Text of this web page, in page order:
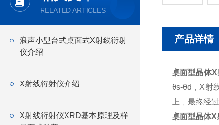
RELATED ARTICLES
浪声小型台式桌面式X射线衍射
仪介绍
X射线衍射仪介绍
X射线衍射仪XRD基本原理及样
产品详情
桌面型晶体
θs-θd，X射
上，最终经
桌面型晶体X